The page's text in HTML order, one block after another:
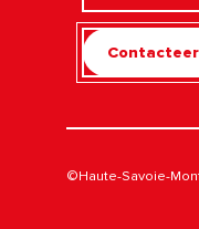
©Haute-Savoie-